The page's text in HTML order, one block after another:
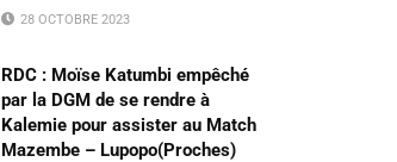
28 OCTOBRE 2023
RDC : Moïse Katumbi empêché
par la DGM de se rendre à
Kalemie pour assister au Match
Mazembe – Lupopo(Proches)